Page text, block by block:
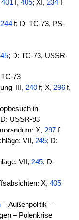
401 f,405; XI,234 f
244 f; D: TC-73, PS-
; D: TC-73, USSR-
73
III,240 f; X,296 f,
in
USSR-93
X, 297 f
VII,245; D:
VII,245; D:
X, 405
– Außenpolitik –
– Polenkrise